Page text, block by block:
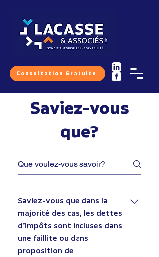
Consultation Gratuite
Saviez-vous
que?
Saviez-vous que dans la
majorité des cas, les dettes
d’impôts sont incluses dans
une faillite ou dans
proposition de